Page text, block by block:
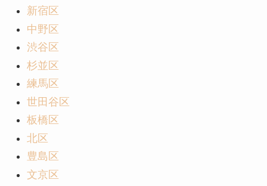
新宿区
中野区
渋谷区
杉並区
練馬区
世田谷区
板橋区
北区
豊島区
文京区